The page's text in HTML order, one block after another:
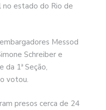
estado do Rio de
Messod
Schreiber e
da 1ª Seção,
votou.
presos cerca de 24